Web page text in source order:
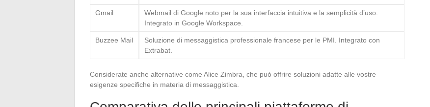
Gmail
Webmail di Google noto per la sua interfaccia intuitiva e la semplicità d’uso.
Integrato in Google Workspace.
Buzzee Mail
Soluzione di messaggistica professionale francese per le PMI. Integrato con
Extrabat.
Considerate anche alternative come Alice Zimbra, che può offrire soluzioni adatte alle vostre
esigenze specifiche in materia di messaggistica.